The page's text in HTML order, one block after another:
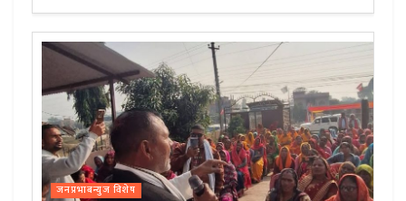
जनप्रभाबन्युज विशेष